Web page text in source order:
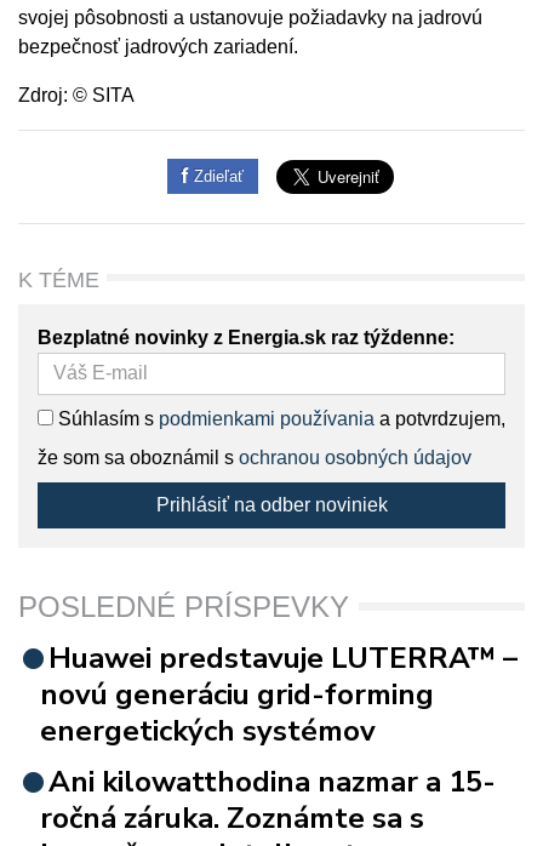
svojej pôsobnosti a ustanovuje požiadavky na jadrovú
bezpečnosť jadrových zariadení.
Zdroj: © SITA
Zdieľať
K TÉME
Bezplatné novinky z Energia.sk raz týždenne:
Súhlasím s podmienkami používania a potvrdzujem,
že som sa oboznámil s ochranou osobných údajov
Prihlásiť na odber noviniek
POSLEDNÉ PRÍSPEVKY
Huawei predstavuje LUTERRA™ –
novú generáciu grid-forming
energetických systémov
Ani kilowatthodina nazmar a 15-
ročná záruka. Zoznámte sa s